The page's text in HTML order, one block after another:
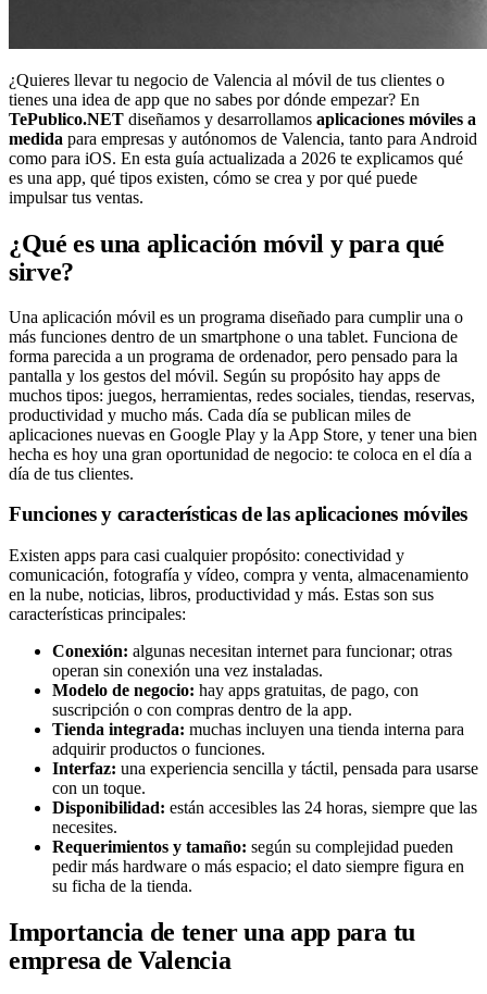
¿Quieres llevar tu negocio de Valencia al móvil de tus clientes o
tienes una idea de app que no sabes por dónde empezar? En
TePublico.NET diseñamos y desarrollamos aplicaciones móviles a
medida para empresas y autónomos de Valencia, tanto para Android
como para iOS. En esta guía actualizada a 2026 te explicamos qué
es una app, qué tipos existen, cómo se crea y por qué puede
impulsar tus ventas.
¿Qué es una aplicación móvil y para qué
sirve?
Una aplicación móvil es un programa diseñado para cumplir una o
más funciones dentro de un smartphone o una tablet. Funciona de
forma parecida a un programa de ordenador, pero pensado para la
pantalla y los gestos del móvil. Según su propósito hay apps de
muchos tipos: juegos, herramientas, redes sociales, tiendas, reservas,
productividad y mucho más. Cada día se publican miles de
aplicaciones nuevas en Google Play y la App Store, y tener una bien
hecha es hoy una gran oportunidad de negocio: te coloca en el día a
día de tus clientes.
Funciones y características de las aplicaciones móviles
Existen apps para casi cualquier propósito: conectividad y
comunicación, fotografía y vídeo, compra y venta, almacenamiento
en la nube, noticias, libros, productividad y más. Estas son sus
características principales:
Conexión: algunas necesitan internet para funcionar; otras
operan sin conexión una vez instaladas.
Modelo de negocio: hay apps gratuitas, de pago, con
suscripción o con compras dentro de la app.
Tienda integrada: muchas incluyen una tienda interna para
adquirir productos o funciones.
Interfaz: una experiencia sencilla y táctil, pensada para usarse
con un toque.
Disponibilidad: están accesibles las 24 horas, siempre que las
necesites.
Requerimientos y tamaño: según su complejidad pueden
pedir más hardware o más espacio; el dato siempre figura en
su ficha de la tienda.
Importancia de tener una app para tu
empresa de Valencia